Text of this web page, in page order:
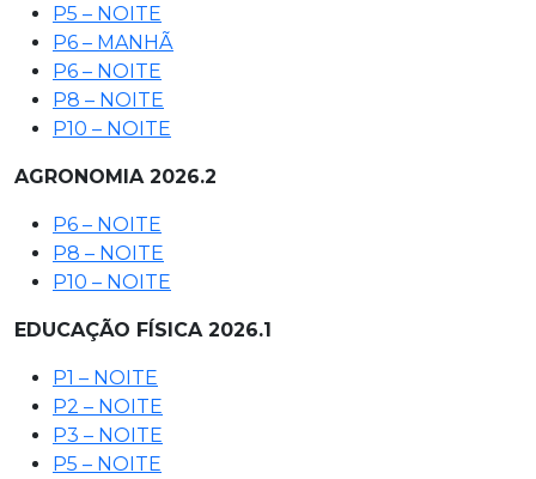
P5 – NOITE
P6 – MANHÃ
P6 – NOITE
P8 – NOITE
P10 – NOITE
AGRONOMIA 2026.2
P6 – NOITE
P8 – NOITE
P10 – NOITE
EDUCAÇÃO FÍSICA 2026.1
P1 – NOITE
P2 – NOITE
P3 – NOITE
P5 – NOITE